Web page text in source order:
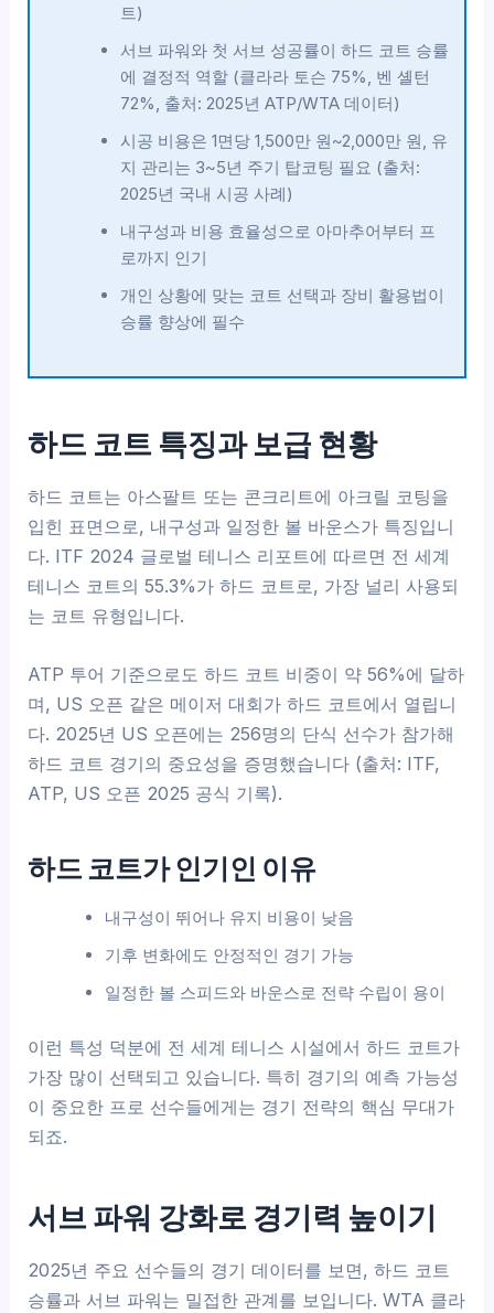
트)
서브 파워와 첫 서브 성공률이 하드 코트 승률
에 결정적 역할 (클라라 토슨 75%, 벤 셸턴
72%, 출처: 2025년 ATP/WTA 데이터)
시공 비용은 1면당 1,500만 원~2,000만 원, 유
지 관리는 3~5년 주기 탑코팅 필요 (출처:
2025년 국내 시공 사례)
내구성과 비용 효율성으로 아마추어부터 프
로까지 인기
개인 상황에 맞는 코트 선택과 장비 활용법이
승률 향상에 필수
하드 코트 특징과 보급 현황
하드 코트는 아스팔트 또는 콘크리트에 아크릴 코팅을
입힌 표면으로, 내구성과 일정한 볼 바운스가 특징입니
다. ITF 2024 글로벌 테니스 리포트에 따르면 전 세계
테니스 코트의 55.3%가 하드 코트로, 가장 널리 사용되
는 코트 유형입니다.
ATP 투어 기준으로도 하드 코트 비중이 약 56%에 달하
며, US 오픈 같은 메이저 대회가 하드 코트에서 열립니
다. 2025년 US 오픈에는 256명의 단식 선수가 참가해
하드 코트 경기의 중요성을 증명했습니다 (출처: ITF,
ATP, US 오픈 2025 공식 기록).
하드 코트가 인기인 이유
내구성이 뛰어나 유지 비용이 낮음
기후 변화에도 안정적인 경기 가능
일정한 볼 스피드와 바운스로 전략 수립이 용이
이런 특성 덕분에 전 세계 테니스 시설에서 하드 코트가
가장 많이 선택되고 있습니다. 특히 경기의 예측 가능성
이 중요한 프로 선수들에게는 경기 전략의 핵심 무대가
되죠.
서브 파워 강화로 경기력 높이기
2025년 주요 선수들의 경기 데이터를 보면, 하드 코트
승률과 서브 파워는 밀접한 관계를 보입니다. WTA 클라